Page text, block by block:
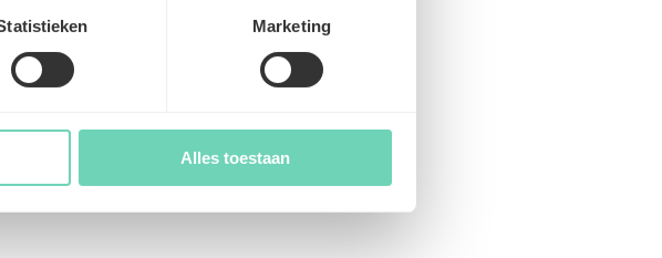
Marketing
Alles toestaan
longues. Cela crée de la
prolongées ou de
équipes peuvent ainsi travailler